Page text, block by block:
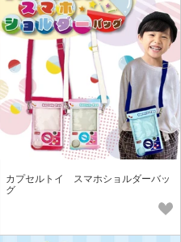
カプセルトイ スマホショルダーバッ
グ